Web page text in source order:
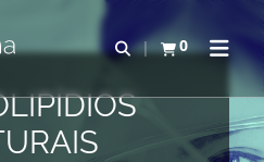
Abrir pesquisa
0
Exibir cestaAbrir